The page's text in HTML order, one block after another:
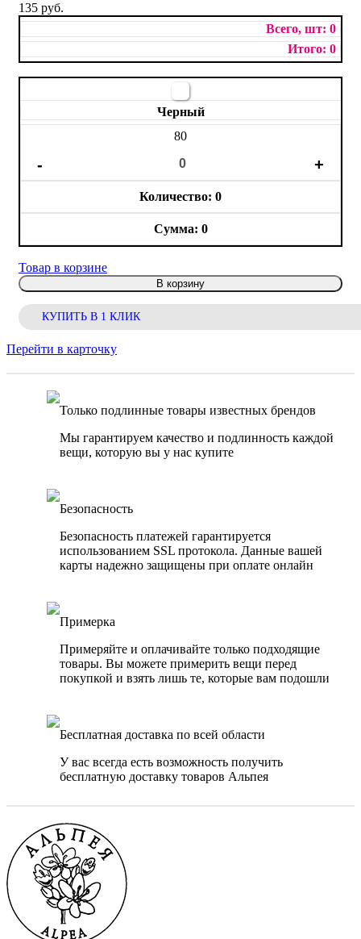
135 руб.
0
0
Черный
80
0
0
Товар в корзине
В корзину
КУПИТЬ В 1 КЛИК
Перейти в карточку
Только подлинные товары известных брендов
Мы гарантируем качество и подлинность каждой
вещи, которую вы у нас купите
Безопасность
Безопасность платежей гарантируется
использованием SSL протокола. Данные вашей
карты надежно защищены при оплате онлайн
Примерка
Примеряйте и оплачивайте только подходящие
товары. Вы можете примерить вещи перед
покупкой и взять лишь те, которые вам подошли
Бесплатная доставка по всей области
У вас всегда есть возможность получить
бесплатную доставку товаров Альпея